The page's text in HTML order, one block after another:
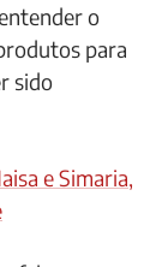
o
para
sido
e Simaria,